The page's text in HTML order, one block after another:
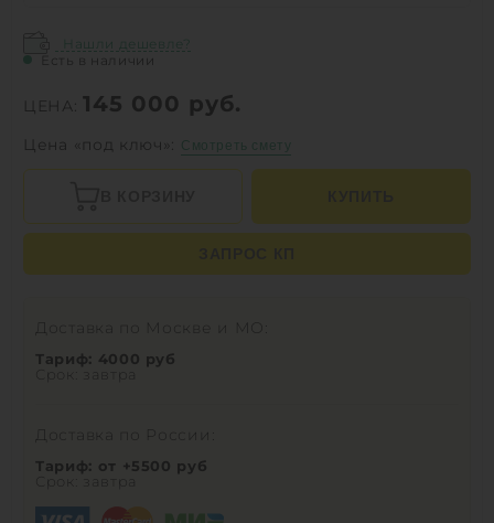
Нашли дешевле?
Есть в наличии
ЦЕНА: 145 000 руб.
Цена «под ключ»: Смотреть смету
Доставка по Москве и МО:
Тариф: 4000 руб
Срок: завтра
Доставка по России:
Тариф: от +5500 руб
Срок: завтра